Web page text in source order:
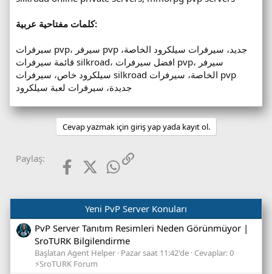
كلمات مفتاحية عربية:
سيرفرات pvp، سيرفر pvp جديد، سيرفرات سيلكرود الخاصة،
قائمة سيرفرات silkroad، افضل سيرفرات pvp، سيرفر
سيلكرود خاص، سيرفرات silkroad الخاصة، سيرفرات pvp
جديدة، سيرفرات لعبة سيلكرود
Cevap yazmak için giriş yap yada kayıt ol.
Paylaş: FacebookX (Twitter)WhatsApp
Link
Yeni PvP Server Konuları
PvP Server Tanıtım Resimleri Neden Görünmüyor |
SroTURK Bilgilendirme
Başlatan Agent Helper Pazar saat 11:42'de Cevaplar: 0
⚡SroTURK Forum